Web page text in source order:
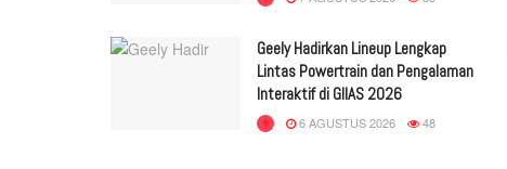
Geely Hadirkan Lineup Lengkap
Lintas Powertrain dan Pengalaman
Interaktif di GIIAS 2026
6 AGUSTUS 2026 48